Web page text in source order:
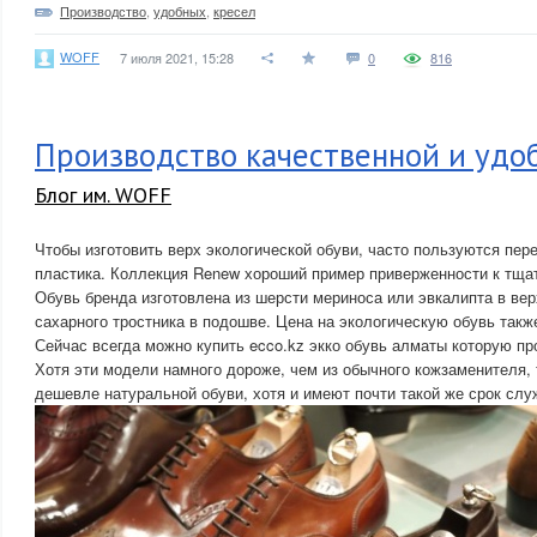
Производство удобных кресел
WOFF 7 июля 2021, 15:28 0 816
Производство качественной и
Блог им. WOFF
Чтобы изготовить верх экологической обуви, часто пользуются
пластика. Коллекция Renew хороший пример приверженности к
Обувь бренда изготовлена из шерсти мериноса или эвкалипта в
сахарного тростника в подошве. Цена на экологическую обувь
Сейчас всегда можно купить ecco.kz экко обувь алматы которую
Хотя эти модели намного дороже, чем из обычного
дешевле натуральной обуви, хотя и имеют почти такой же срок